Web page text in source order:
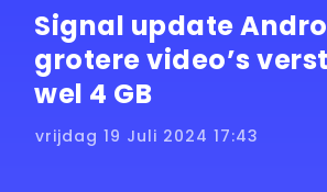
Signal update
grotere video’s
wel 4 GB
vrijdag 19 Juli 2024 17:43